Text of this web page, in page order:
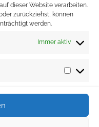
dieser Website verarbeiten.
zurückziehst, können
werden.
Immer aktiv